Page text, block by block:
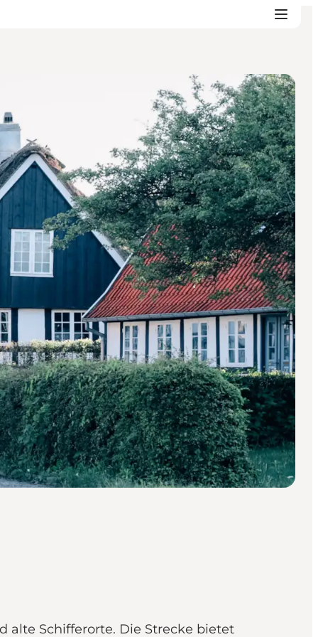
alte Schifferorte. Die Strecke bietet